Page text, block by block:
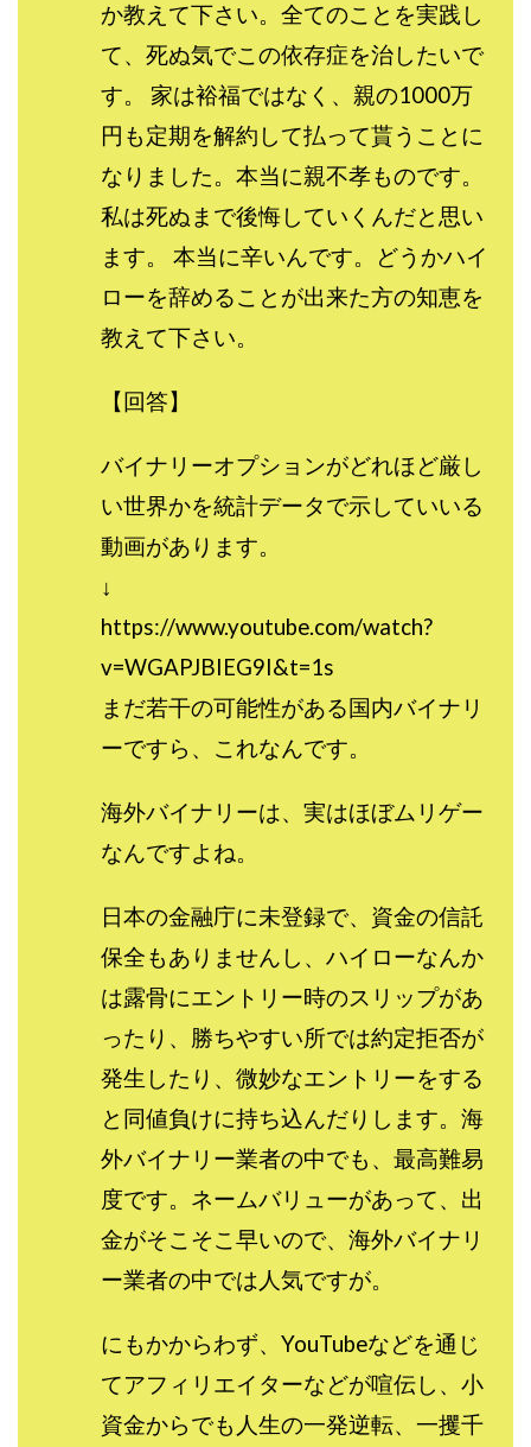
か教えて下さい。全てのことを実践し
て、死ぬ気でこの依存症を治したいで
す。 家は裕福ではなく、親の1000万
円も定期を解約して払って貰うことに
なりました。本当に親不孝ものです。
私は死ぬまで後悔していくんだと思い
ます。 本当に辛いんです。どうかハイ
ローを辞めることが出来た方の知恵を
教えて下さい。
【回答】
バイナリーオプションがどれほど厳し
い世界かを統計データで示していいる
動画があります。
↓
https://www.youtube.com/watch?
v=WGAPJBIEG9I&t=1s
まだ若干の可能性がある国内バイナリ
ーですら、これなんです。
海外バイナリーは、実はほぼムリゲー
なんですよね。
日本の金融庁に未登録で、資金の信託
保全もありませんし、ハイローなんか
は露骨にエントリー時のスリップがあ
ったり、勝ちやすい所では約定拒否が
発生したり、微妙なエントリーをする
と同値負けに持ち込んだりします。海
外バイナリー業者の中でも、最高難易
度です。ネームバリューがあって、出
金がそこそこ早いので、海外バイナリ
ー業者の中では人気ですが。
にもかからわず、YouTubeなどを通じ
てアフィリエイターなどが喧伝し、小
資金からでも人生の一発逆転、一攫千
スマホタップだけで
スマホでらくらく副収入アプリ
スマホで副収入の決定版
スマホで始める在宅生活
スマホで稼げる?【裏ワザ副業】
スマホのおしごと
トレーダーKaibe
ナイトグループ 岡崎
わずか1日で5万円以上稼ぐ利用者が続出
ミラクル(MIRACLE)
ミリオネア5
ミリオネアチャレンジ
ミリオンラボ(million labo)
ミリチャレ
みんなのハッピーワーク
ゆるリッチ
マネーキューピット
ライフデザイン出版合同会社
リライアンス(Reliance)
ロミオ・ロドリゲス・ジュニア
ワークスフランチャイジーオフィス
ワークホップ(Work Hop)
マネーの湖
フェールNaviシステム
ニューイヤーパラダイス
ネオナビ
ネオナビ 我有洋哉
ネオライフPROJECT(プロジェクト)
ハイブリッド・トレード・アカデミア
はじめての資産運用
ハピネスサロン
フォリオJP(Folio)
ふくぎょうパラダイス
プラチナメソッド2024
ブラックサタン(Black Satan)
ほったらかしFX運営事務局
マイリスト(My List)
김 가싸
検索